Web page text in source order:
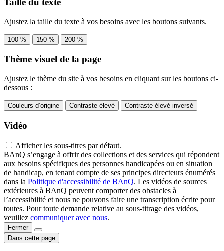
Taille du texte
Ajustez la taille du texte à vos besoins avec les boutons suivants.
100 % 150 % 200 %
Thème visuel de la page
Ajustez le thème du site à vos besoins en cliquant sur les boutons ci-
dessous :
Couleurs d’origine Contraste élevé Contraste élevé inversé
Vidéo
Afficher les sous-titres par défaut.
BAnQ s’engage à offrir des collections et des services qui répondent
aux besoins spécifiques des personnes handicapées ou en situation
de handicap, en tenant compte de ses principes directeurs énumérés
dans la Politique d'accessibilité de BAnQ. Les vidéos de sources
extérieures à BAnQ peuvent comporter des obstacles à
l’accessibilité et nous ne pouvons faire une transcription écrite pour
toutes. Pour toute demande relative au sous-titrage des vidéos,
veuillez communiquer avec nous.
Fermer
Dans cette page